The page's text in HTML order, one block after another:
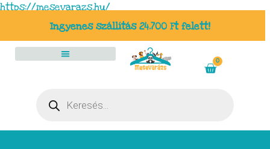
https://mesevarazs.hu/
Ingyenes szállítás 24.700 Ft felett!
0